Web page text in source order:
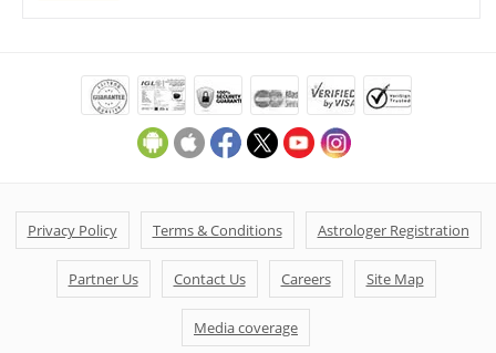
Privacy Policy Terms & Conditions Astrologer Registration
Partner Us Contact Us Careers Site Map
Media coverage